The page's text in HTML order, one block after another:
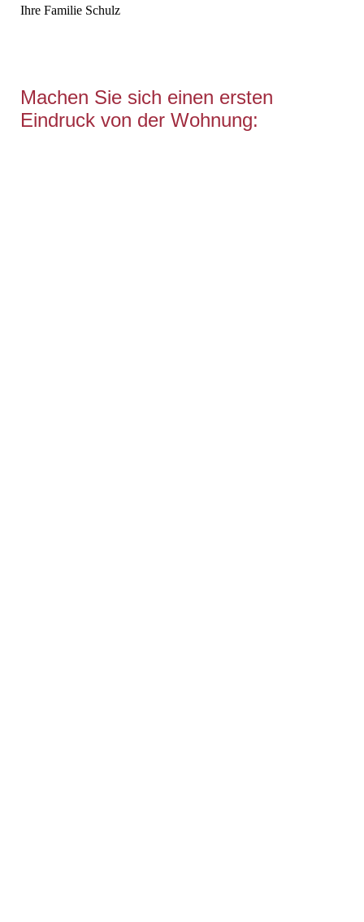
Ihre Familie Schulz
Machen Sie sich einen ersten
Eindruck von der Wohnung: